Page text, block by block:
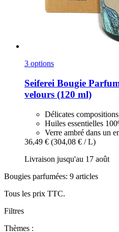
3 options
Seiferei Bougie
velours (120 ml)
Délicates
Huiles essentielles
Verre ambré dans un
36,49 € (304,08 € / L)
Livraison jusqu'au 17 août
Bougies parfumées: 9 articles
Tous les prix TTC.
Filtres
Thèmes :